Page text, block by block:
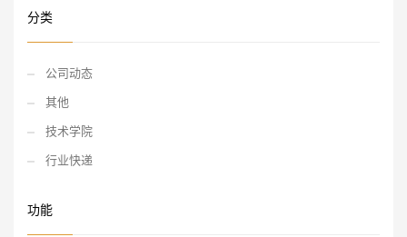
分类
公司动态
其他
技术学院
行业快递
功能